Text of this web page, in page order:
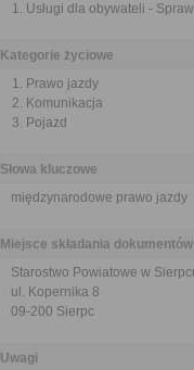
Usługi dla obywateli -
Kategorie życiowe
Prawo jazdy
Komunikacja
Pojazd
Słowa kluczowe
międzynarodowe prawo jazdy
Miejsce składania dokumentów
Starostwo Powiatowe w
ul. Kopernika 8
09-200 Sierpc
Uwagi